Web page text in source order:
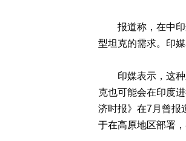
报道称，在中印
型坦克的需求。印
印媒表示，这种
克也可能会在印度
济时报》在7月曾报
于在高原地区部署